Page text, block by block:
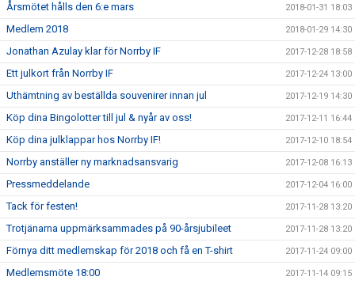
Årsmötet hålls den 6:e mars 2018-01-31 18:03
Medlem 2018 2018-01-29 14:30
Jonathan Azulay klar för Norrby IF 2017-12-28 18:58
Ett julkort från Norrby IF 2017-12-24 13:00
Uthämtning av beställda souvenirer innan jul 2017-12-19 14:30
Köp dina Bingolotter till jul & nyår av oss! 2017-12-11 16:44
Köp dina julklappar hos Norrby IF! 2017-12-10 18:54
Norrby anställer ny marknadsansvarig 2017-12-08 16:13
Pressmeddelande 2017-12-04 16:00
Tack för festen! 2017-11-28 13:20
Trotjänarna uppmärksammades på 90-årsjubileet 2017-11-28 13:20
Förnya ditt medlemskap för 2018 och få en T-shirt 2017-11-24 09:00
Medlemsmöte 18:00 2017-11-14 09:15